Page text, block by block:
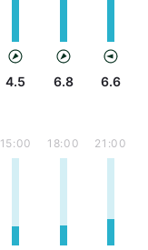
4.5 6.8 6.6
15:00 18:00 21:00